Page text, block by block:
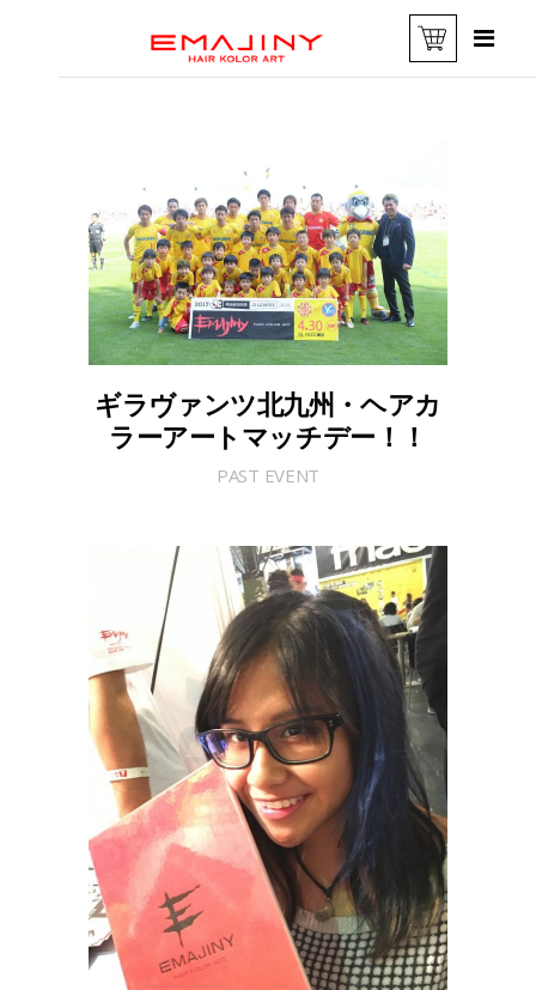
ギラヴァンツ北九州・ヘアカ
ラーアートマッチデー！！
PAST EVENT